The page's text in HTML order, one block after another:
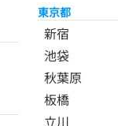
東京都
新宿
池袋
秋葉原
板橋
立川